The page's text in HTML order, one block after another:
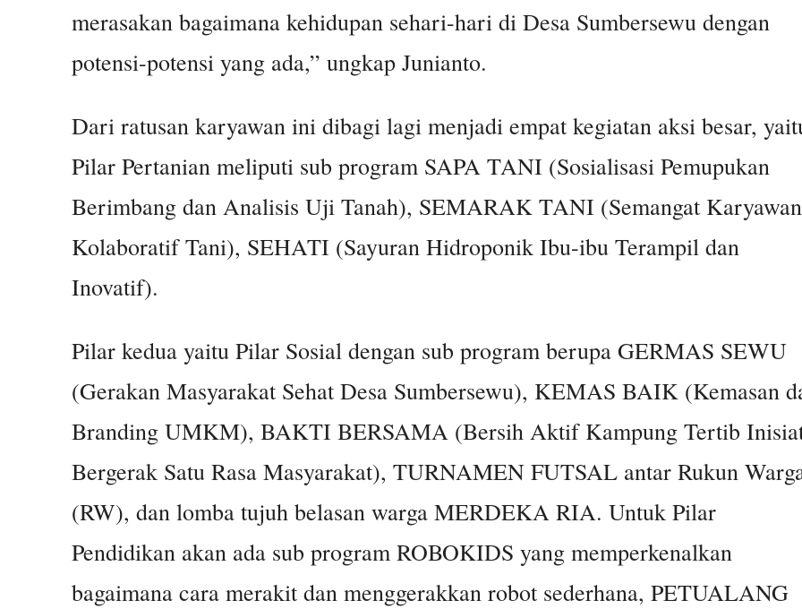
merasakan bagaimana kehidupan sehari-hari di Desa Sumbersewu dengan
potensi-potensi yang ada,” ungkap Junianto.
Dari ratusan karyawan ini dibagi lagi menjadi empat kegiatan aksi besar,
Pilar Pertanian meliputi sub program SAPA TANI (Sosialisasi Pemupukan
Berimbang dan Analisis Uji Tanah), SEMARAK TANI (Semangat Karyawan
Kolaboratif Tani), SEHATI (Sayuran Hidroponik Ibu-ibu Terampil dan
Inovatif).
Pilar kedua yaitu Pilar Sosial dengan sub program berupa GERMAS SEWU
(Gerakan Masyarakat Sehat Desa Sumbersewu), KEMAS BAIK (Kemasan
Branding UMKM), BAKTI BERSAMA (Bersih Aktif Kampung Tertib
Bergerak Satu Rasa Masyarakat), TURNAMEN FUTSAL antar Rukun
(RW), dan lomba tujuh belasan warga MERDEKA RIA. Untuk Pilar
Pendidikan akan ada sub program ROBOKIDS yang memperkenalkan
bagaimana cara merakit dan menggerakkan robot sederhana, PETUALANG